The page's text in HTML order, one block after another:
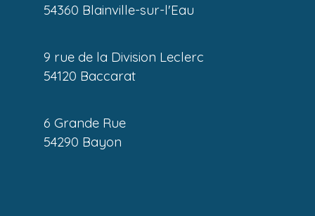
54360 Blainville-sur-l'Eau
9 rue de la Division Leclerc
54120 Baccarat
6 Grande Rue
54290 Bayon